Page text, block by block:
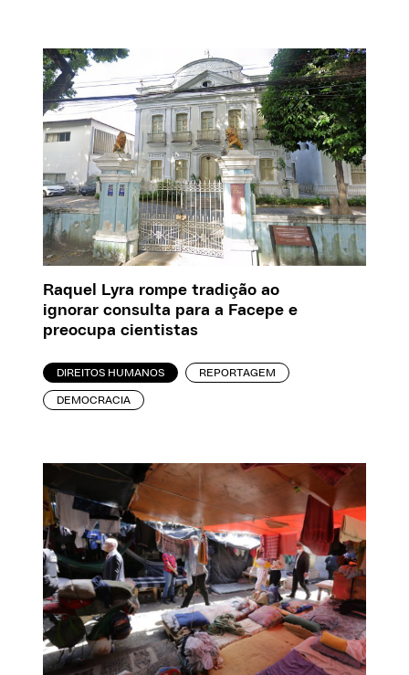
Raquel Lyra rompe tradição ao
ignorar consulta para a Facepe e
preocupa cientistas
DIREITOS HUMANOS REPORTAGEM
DEMOCRACIA